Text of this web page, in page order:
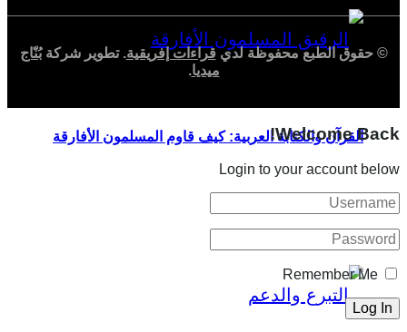
القرآن والكتابة العربية: كيف قاوم المسلمون الأفارقة
الاسترقاق في أمريكا؟
© حقوق الطبع محفوظة لديقراءات إفريقية. تطوير شركةبُنّاج
ميديا.
Welcome Back!
Login to your account below
Remember Me